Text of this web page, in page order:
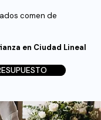
comen de
en Ciudad Lineal